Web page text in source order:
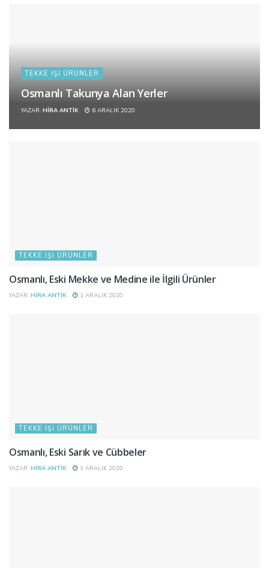
TEKKE İŞI ÜRÜNLER
Osmanlı Takunya Alan Yerler
YAZAR: HIRA ANTIK 6 ARALIK 2020
TEKKE İŞI ÜRÜNLER
Osmanlı, Eski Mekke ve Medine ile İlgili Ürünler
YAZAR: HIRA ANTIK 1 ARALIK 2020
TEKKE İŞI ÜRÜNLER
Osmanlı, Eski Sarık ve Cübbeler
YAZAR: HIRA ANTIK 1 ARALIK 2020